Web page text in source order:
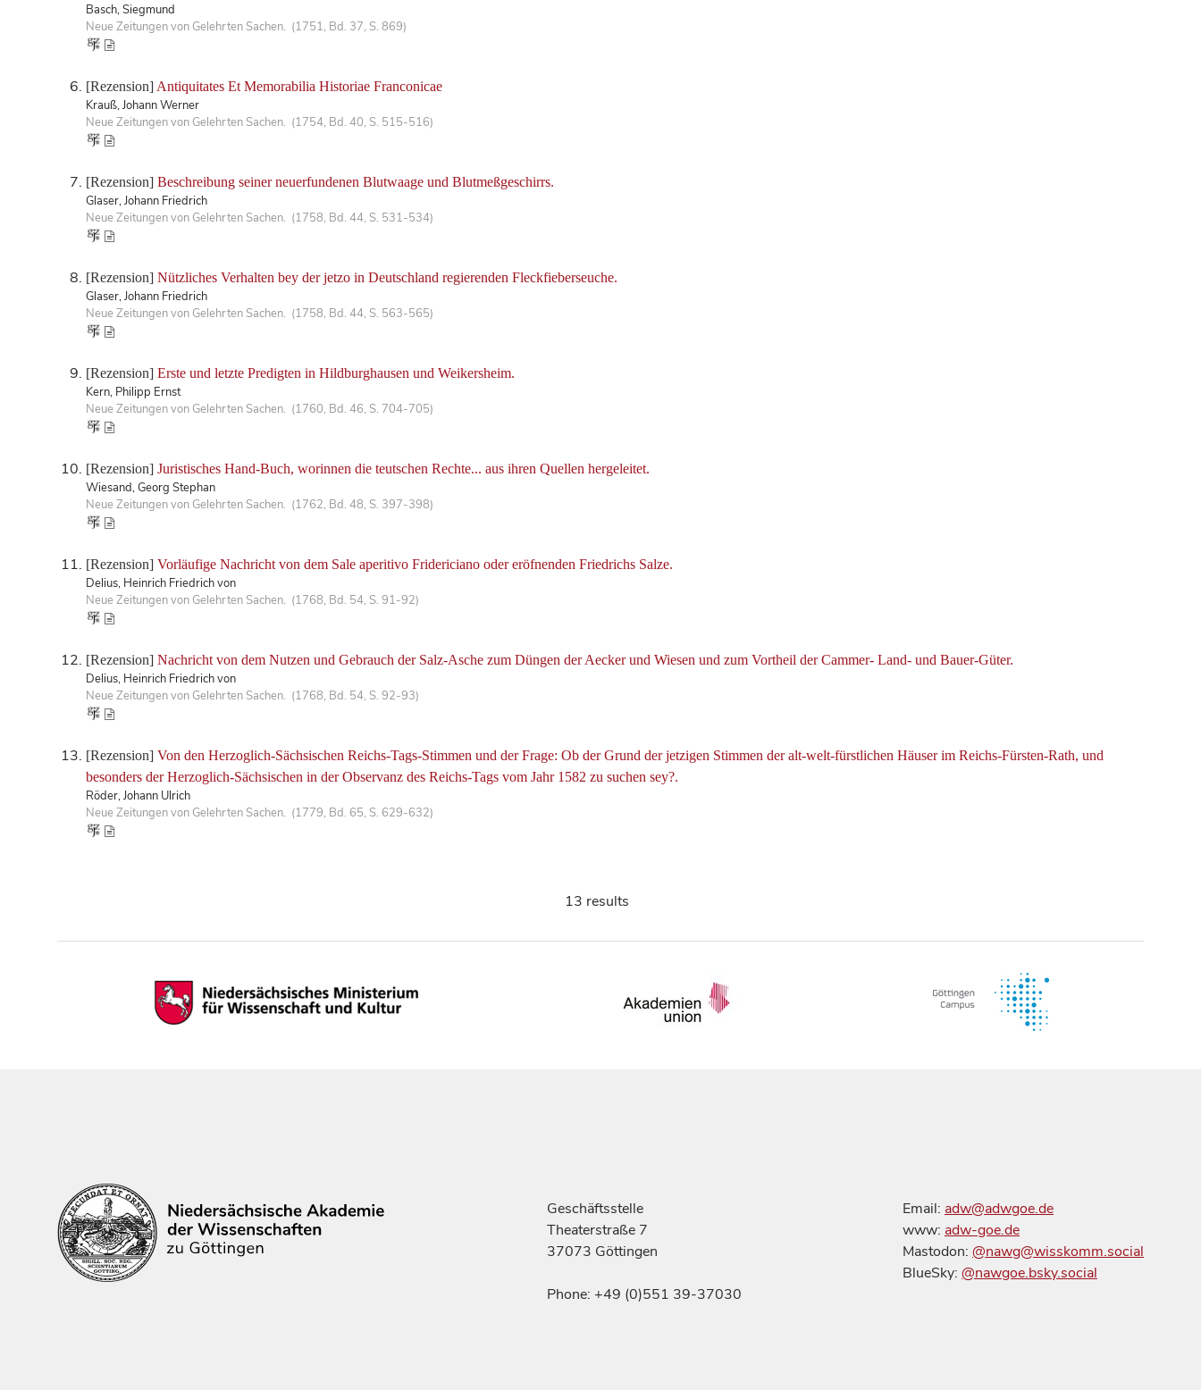
Basch, Siegmund
Neue Zeitungen von Gelehrten Sachen. (1751, Bd. 37, S. 869)
[Rezension] Antiquitates Et Memorabilia Historiae Franconicae
Krauß, Johann Werner
Neue Zeitungen von Gelehrten Sachen. (1754, Bd. 40, S. 515-516)
[Rezension] Beschreibung seiner neuerfundenen Blutwaage und Blutmeßgeschirrs.
Glaser, Johann Friedrich
Neue Zeitungen von Gelehrten Sachen. (1758, Bd. 44, S. 531-534)
[Rezension] Nützliches Verhalten bey der jetzo in Deutschland regierenden Fleckfieberseuche.
Glaser, Johann Friedrich
Neue Zeitungen von Gelehrten Sachen. (1758, Bd. 44, S. 563-565)
[Rezension] Erste und letzte Predigten in Hildburghausen und Weikersheim.
Kern, Philipp Ernst
Neue Zeitungen von Gelehrten Sachen. (1760, Bd. 46, S. 704-705)
[Rezension] Juristisches Hand-Buch, worinnen die teutschen Rechte... aus ihren Quellen hergeleitet.
Wiesand, Georg Stephan
Neue Zeitungen von Gelehrten Sachen. (1762, Bd. 48, S. 397-398)
[Rezension] Vorläufige Nachricht von dem Sale aperitivo Fridericiano oder eröfnenden Friedrichs Salze.
Delius, Heinrich Friedrich von
Neue Zeitungen von Gelehrten Sachen. (1768, Bd. 54, S. 91-92)
[Rezension] Nachricht von dem Nutzen und Gebrauch der Salz-Asche zum Düngen der Aecker und Wiesen und zum Vortheil der Cammer- Land- und Bauer-Güter.
Delius, Heinrich Friedrich von
Neue Zeitungen von Gelehrten Sachen. (1768, Bd. 54, S. 92-93)
[Rezension] Von den Herzoglich-Sächsischen Reichs-Tags-Stimmen und der Frage: Ob der Grund der jetzigen Stimmen der alt-welt-fürstlichen Häuser im Reichs-Fürsten-Rath, und
besonders der Herzoglich-Sächsischen in der Observanz des Reichs-Tags vom Jahr 1582 zu suchen sey?.
Röder, Johann Ulrich
Neue Zeitungen von Gelehrten Sachen. (1779, Bd. 65, S. 629-632)
13 results
Geschäftsstelle
Theaterstraße 7
37073 Göttingen
Phone: +49 (0)551 39-37030
Email: adw@adwgoe.de
www: adw-goe.de
Mastodon: @nawg@wisskomm.social
BlueSky: @nawgoe.bsky.social